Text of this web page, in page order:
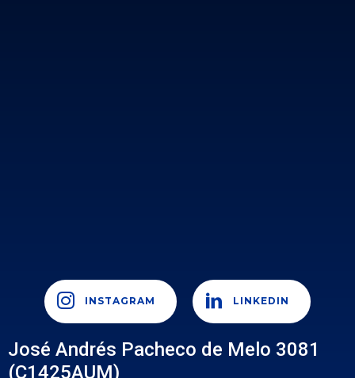
INSTAGRAM LINKEDIN
José Andrés Pacheco de Melo 3081
(C1425AUM)